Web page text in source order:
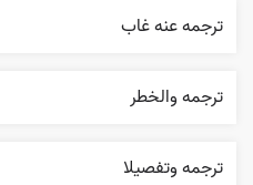
ترجمه عنه غاب
ترجمه والخطر
ترجمه وتفصيلا